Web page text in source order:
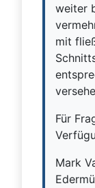
weiter
mit
Für
Mark